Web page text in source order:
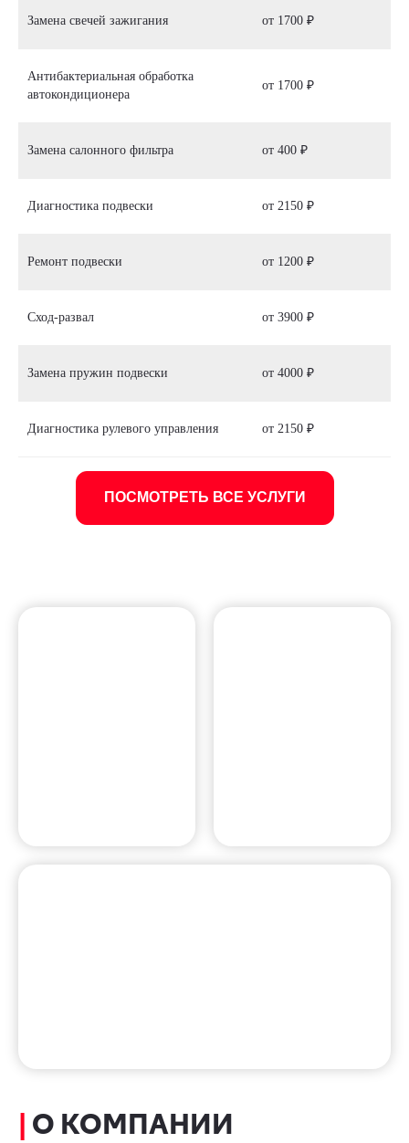
Замена свечей зажигания от 1700 ₽
Антибактериальная обработка
автокондиционера
от 1700 ₽
Замена салонного фильтра от 400 ₽
Диагностика подвески от 2150 ₽
Ремонт подвески от 1200 ₽
Сход-развал от 3900 ₽
Замена пружин подвески от 4000 ₽
Диагностика рулевого управления от 2150 ₽
ПОСМОТРЕТЬ ВСЕ УСЛУГИ
| О КОМПАНИИ